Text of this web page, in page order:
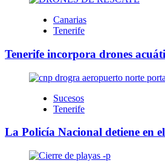
Canarias
Tenerife
Tenerife incorpora drones
Sucesos
Tenerife
La Policía Nacional detiene en